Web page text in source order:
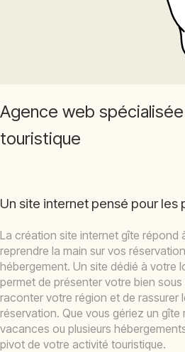
Agence web
touristique
Un site internet pensé pour
La création site internet gîte répond
reprendre la main sur vos
hébergement. Un site dédié à votre
permet de présenter votre bien sous
raconter votre région et de rassurer
réservation. Que vous gériez un gîte
vacances ou plusieurs
pivot de votre activité touristique.